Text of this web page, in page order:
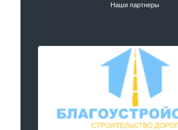
Наши партнеры